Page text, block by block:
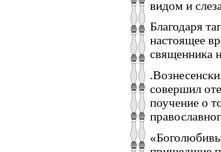
видом и
Благодаря
настоящее
священника
совершил
поучение о